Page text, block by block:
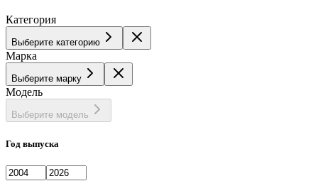
Категория
Выберите категорию
Марка
Выберите марку
Модель
Выберите модель
Год выпуска